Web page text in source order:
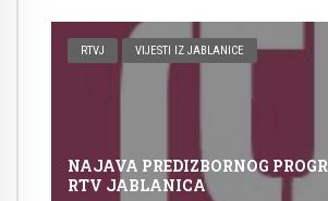
RTVJ VIJESTI IZ JABLANICE
NAJAVA PREDIZBORNOG
RTV JABLANICA